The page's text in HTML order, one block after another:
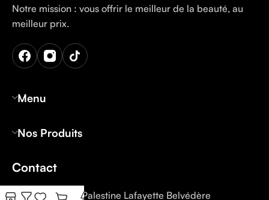
Notre mission : vous offrir le meilleur de la beauté, au
meilleur prix.
Menu
Nos Produits
Contact
Tunis: 12 Rue Palestine Lafayette Belvédère